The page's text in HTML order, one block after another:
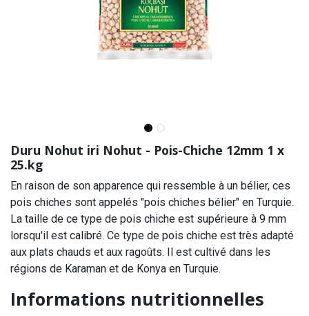
Duru Nohut iri Nohut - Pois-Chiche 12mm 1 x
25.kg
En raison de son apparence qui ressemble à un bélier, ces
pois chiches sont appelés "pois chiches bélier" en Turquie.
La taille de ce type de pois chiche est supérieure à 9 mm
lorsqu'il est calibré. Ce type de pois chiche est très adapté
aux plats chauds et aux ragoûts. Il est cultivé dans les
régions de Karaman et de Konya en Turquie.
Informations nutritionnelles